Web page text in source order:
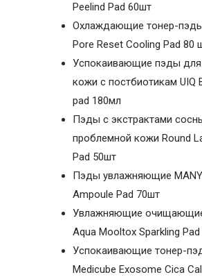
Peelind Pad 60шт
Охлаждающие тонер-пэды
Pore Reset Cooling Pad 80
Успокаивающие пэды для
кожи с постбиотикам UIQ
pad 180мл
Пэды с экстрактами
проблемной кожи Round
Pad 50шт
Пэды увлажняющие
Ampoule Pad 70шт
Увлажняющие очищающие
Aqua Mooltox Sparkling
Успокаивающие тонер-
Medicube Exosome Cica